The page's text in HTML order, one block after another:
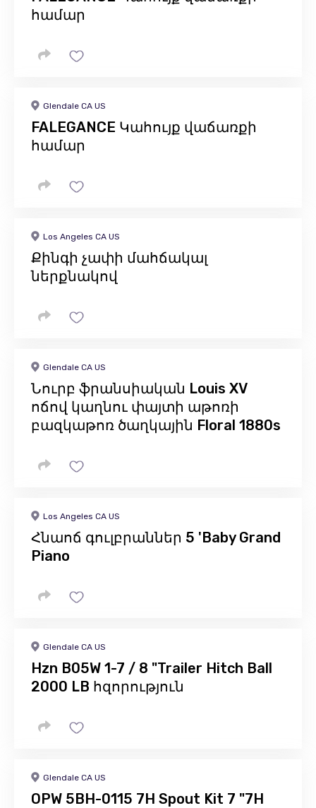
համար
Glendale CA US
FALEGANCE Կահույք վաճառքի
համար
Los Angeles CA US
Քինգի չափի մահճակալ
ներքնակով
Glendale CA US
Նուրբ ֆրանսիական Louis XV
ոճով կաղնու փայտի աթոռի
բազկաթոռ ծաղկային Floral 1880s
Los Angeles CA US
Հնաոճ գուլբրաններ 5 'Baby Grand
Piano
Glendale CA US
Hzn B05W 1-7 / 8 "Trailer Hitch Ball
2000 LB հզորություն
Glendale CA US
OPW 5BH-0115 7H Spout Kit 7 "7H